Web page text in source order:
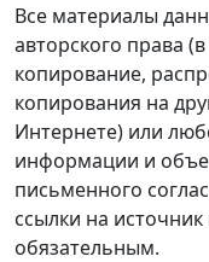
Все материалы
авторского права
копирование,
копирования на
Интернете) или
информации и
письменного
ссылки на
обязательным.